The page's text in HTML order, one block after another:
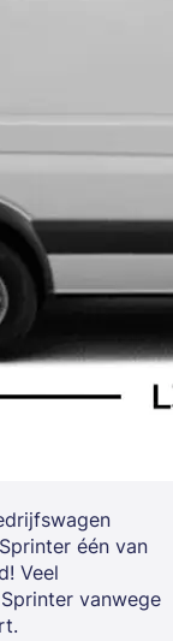
Sprinter één van
Veel
vanwege